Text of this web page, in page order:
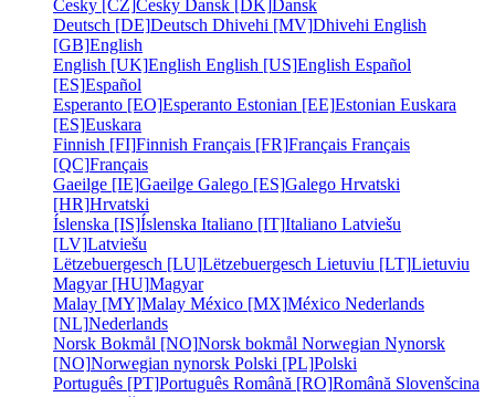
Česky [CZ]Česky Dansk [DK]Dansk
Deutsch [DE]Deutsch Dhivehi [MV]Dhivehi English
[GB]English
English [UK]English English [US]English Español
[ES]Español
Esperanto [EO]Esperanto Estonian [EE]Estonian Euskara
[ES]Euskara
Finnish [FI]Finnish Français [FR]Français Français
[QC]Français
Gaeilge [IE]Gaeilge Galego [ES]Galego Hrvatski
[HR]Hrvatski
Íslenska [IS]Íslenska Italiano [IT]Italiano Latviešu
[LV]Latviešu
Lëtzebuergesch [LU]Lëtzebuergesch Lietuviu [LT]Lietuviu
Magyar [HU]Magyar
Malay [MY]Malay México [MX]México Nederlands
[NL]Nederlands
Norsk Bokmål [NO]Norsk bokmål Norwegian Nynorsk
[NO]Norwegian nynorsk Polski [PL]Polski
Português [PT]Português Română [RO]Română Slovenšcina